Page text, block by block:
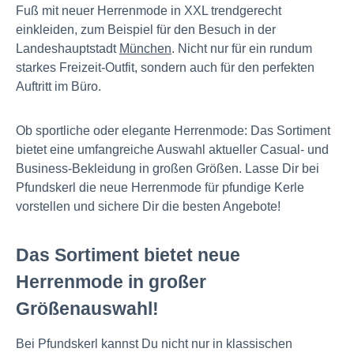
Fuß mit neuer Herrenmode in XXL trendgerecht
einkleiden, zum Beispiel für den Besuch in der
Landeshauptstadt München. Nicht nur für ein rundum
starkes Freizeit-Outfit, sondern auch für den perfekten
Auftritt im Büro.
Ob sportliche oder elegante Herrenmode: Das Sortiment
bietet eine umfangreiche Auswahl aktueller Casual- und
Business-Bekleidung in großen Größen. Lasse Dir bei
Pfundskerl die neue Herrenmode für pfundige Kerle
vorstellen und sichere Dir die besten Angebote!
Das Sortiment bietet neue
Herrenmode in großer
Größenauswahl!
Bei Pfundskerl kannst Du nicht nur in klassischen